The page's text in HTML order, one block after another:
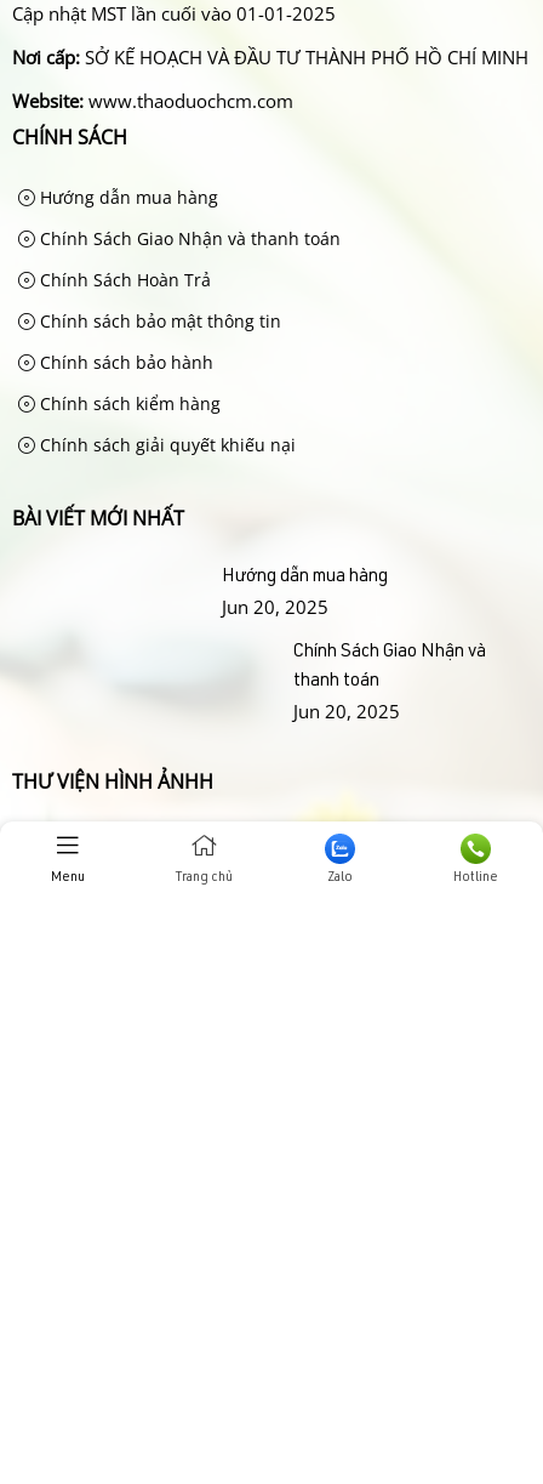
Cập nhật MST lần cuối vào 01-01-2025
Nơi cấp: SỞ KẾ HOẠCH VÀ ĐẦU TƯ THÀNH PHỐ HỒ CHÍ MINH
Website: www.thaoduochcm.com
CHÍNH SÁCH
Hướng dẫn mua hàng
Chính Sách Giao Nhận và thanh toán
Chính Sách Hoàn Trả
Chính sách bảo mật thông tin
Chính sách bảo hành
Chính sách kiểm hàng
Chính sách giải quyết khiếu nại
BÀI VIẾT MỚI NHẤT
Hướng dẫn mua hàng
Jun 20, 2025
Chính Sách Giao Nhận và
thanh toán
Jun 20, 2025
THƯ VIỆN HÌNH ẢNHH
Menu Trang chủ Zalo Hotline